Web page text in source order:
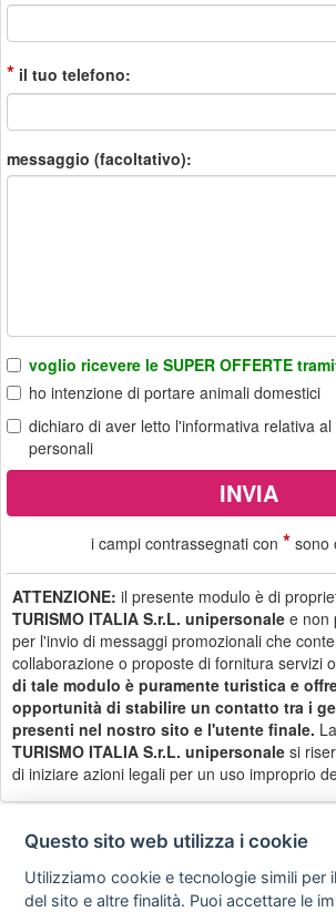
* il tuo telefono:
messaggio (facoltativo):
voglio ricevere le SUPER OFFERTE
ho intenzione di portare animali domestici
dichiaro di aver letto l'informativa relativa
personali
i campi contrassegnati con *sono
ATTENZIONE: il presente modulo è di
TURISMO ITALIA S.r.L. unipersonale e non
per l'invio di messaggi promozionali che
collaborazione o proposte di fornitura servizi
di tale modulo è puramente turistica e
opportunità di stabilire un contatto tra i
presenti nel nostro sito e l'utente finale. La
TURISMO ITALIA S.r.L. unipersonale si
di iniziare azioni legali per un uso improprio
Privacy
policy
Avviso
legale
Questo sito web utilizza i cookie
Utilizziamo cookie e tecnologie simili per
del sito e altre finalità. Puoi accettare le